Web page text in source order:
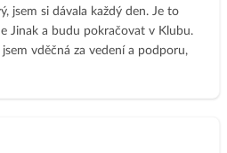
jsem si dávala každý den. Je to
Jinak a budu pokračovat v Klubu.
vděčná za vedení a podporu,